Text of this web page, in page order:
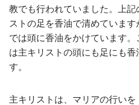
教でも行われていました。上
ストの足を香油で清めていま
では頭に香油をかけています
は主キリストの頭にも足にも
す。
主キリストは、マリアの行い